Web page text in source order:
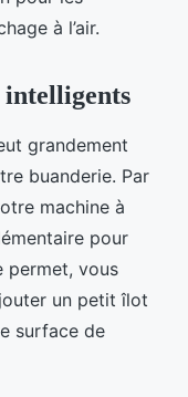
à l’air.
intelligents
grandement
buanderie. Par
machine à
pour
permet, vous
un petit îlot
surface de